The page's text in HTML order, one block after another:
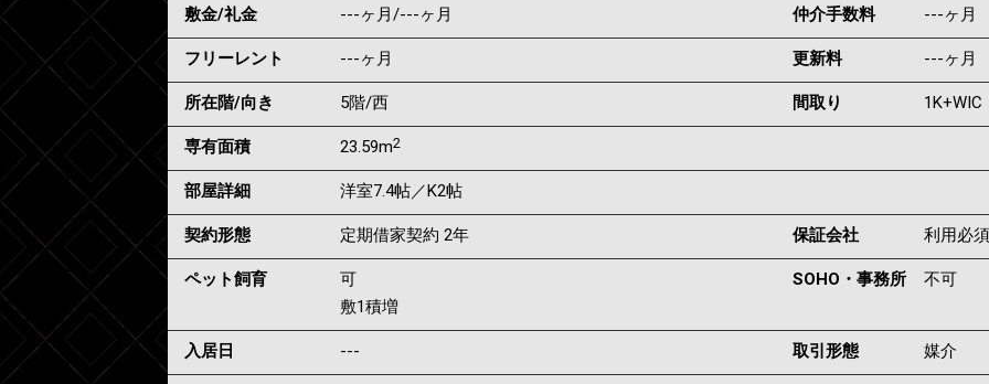
敷金/礼金 ---ヶ月/---ヶ月 仲介手数料 ---ヶ月
フリーレント ---ヶ月 更新料 ---ヶ月
所在階/向き 5階/西 間取り 1K+WIC
専有面積 23.59m2
部屋詳細 洋室7.4帖／K2帖
契約形態 定期借家契約 2年 保証会社 利用必須
ペット飼育
可
敷1積増
SOHO・事務所 不可
入居日 --- 取引形態 媒介